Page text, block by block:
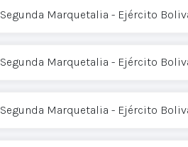
Segunda Marquetalia - Ejército
Segunda Marquetalia - Ejército
Segunda Marquetalia - Ejército